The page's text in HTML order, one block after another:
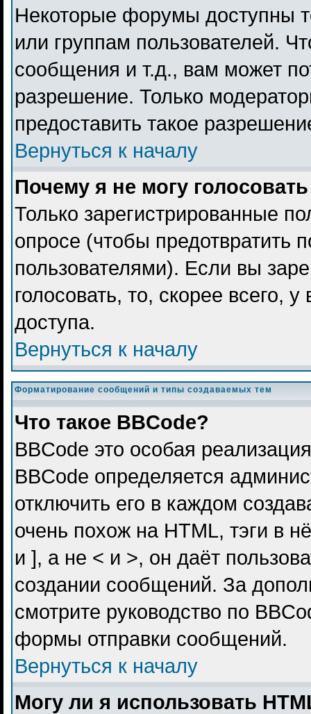
Некоторые форумы доступны
или группам пользователей.
сообщения и т.д., вам может
разрешение. Только
предоставить такое
Вернуться к началу
Почему я не могу
Только зарегистрированные
опросе (чтобы предотвратить
пользователями). Если вы
голосовать, то, скорее всего,
доступа.
Вернуться к началу
Форматирование сообщений и типы создаваемых тем
Что такое BBCode?
BBCode это особая
BBCode определяется
отключить его в каждом
очень похож на HTML, тэги в
и ], а не < и >, он даёт
создании сообщений. За
смотрите руководство по
формы отправки сообщений.
Вернуться к началу
Могу ли я использовать